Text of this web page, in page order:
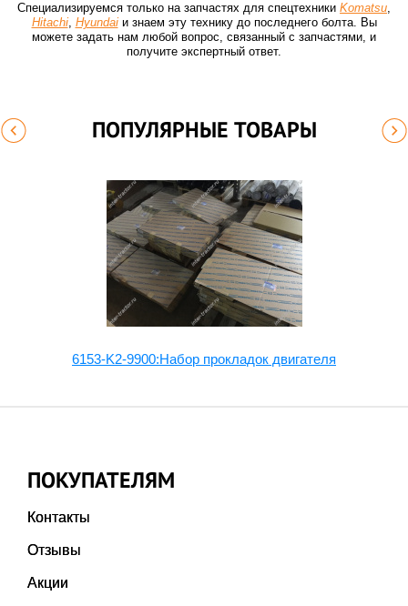
Специализируемся только на запчастях для спецтехники Komatsu,
Hitachi, Hyundaiи знаем эту технику до последнего болта. Вы
можете задать нам любой вопрос, связанный с запчастями, и
получите экспертный ответ.
ПОПУЛЯРНЫЕ ТОВАРЫ
6153-K2-9900:Набор прокладок двигателя
ПОКУПАТЕЛЯМ
Контакты
Отзывы
Акции